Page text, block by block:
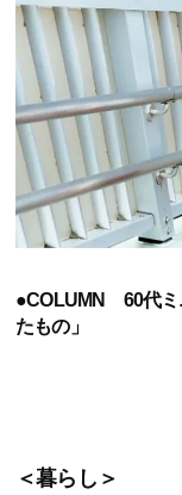
●COLUMN 60代ミ
たもの」
＜暮らし＞